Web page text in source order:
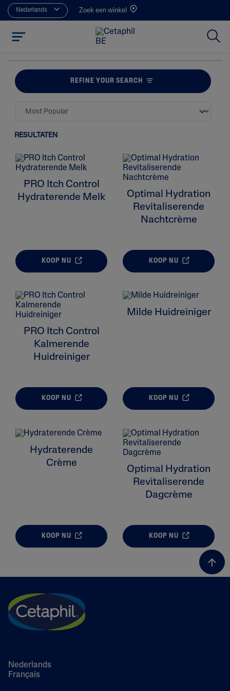
Nederlands Zoek een winkel
REFINE YOUR SEARCH
RESULTATEN
ALL FILTERS
Moisturizers
Skin Type
Product Lines
PRO Itch Control
Hydraterende Melk
KOOP NU
Optimal Hydration
Revitaliserende
Nachtcrème
KOOP NU
PRO Itch Control
Kalmerende
Huidreiniger
KOOP NU
Milde Huidreiniger
KOOP NU
Hydraterende
Crème
KOOP NU
Optimal Hydration
Revitaliserende
Dagcrème
KOOP NU
Nederlands
Français